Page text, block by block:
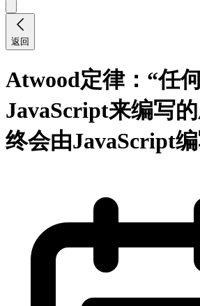
返回
Atwood定律：“任
JavaScript来编写
终会由JavaScript